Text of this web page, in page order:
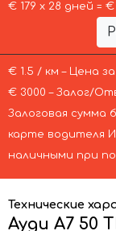
€ 179 х 28 дней =
€ 1.5 / км – Цена
€ 3000 – Залог/
Залоговая сумма
карте водителя
наличными при
Технические
Ауди A7 50